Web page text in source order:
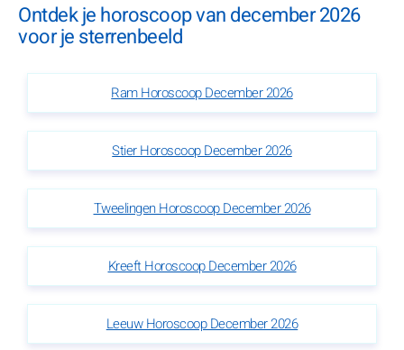
Ontdek je horoscoop van december 2026
voor je sterrenbeeld
Ram Horoscoop December 2026
Stier Horoscoop December 2026
Tweelingen Horoscoop December 2026
Kreeft Horoscoop December 2026
Leeuw Horoscoop December 2026